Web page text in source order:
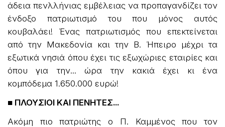
άδεια πενλλήνιας εμβέλειας να προπαγανδίζει τον
ένδοξο πατριωτισμό του που μόνος αυτός
κουβαλάει! Ένας πατριωτισμός που επεκτείνεται
από την Μακεδονία και την Β. Ήπειρο μέχρι τα
εξωτικά νησιά όπου έχει τις εξωχώριες εταιρίες και
όπου για την... ώρα την κακιά έχει κι ένα
κομπόδεμα 1.650.000 ευρώ!
■ ΠΛΟΥΣΙΟΙ ΚΑΙ ΠΕΝΗΤΕΣ...
Ακόμη πιο πατριώτης ο Π. Καμμένος που τον